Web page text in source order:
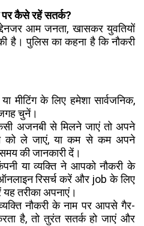
पर कैसे रहें सतर्क?
आम जनता, खासकर युवतियों
है। पुलिस का कहना है कि नौकरी
मीटिंग के लिए हमेशा सार्वजनिक,
चुनें।
अजनबी से मिलने जाएं तो अपने
को ले जाएं, या कम से कम अपने
की जानकारी दें।
या व्यक्ति ने आपको नौकरी के
रिसर्च करें और job के लिए
तरीका अपनाएं।
नौकरी के नाम पर आपसे गैर-
है, तो तुरंत सतर्क हो जाएं और